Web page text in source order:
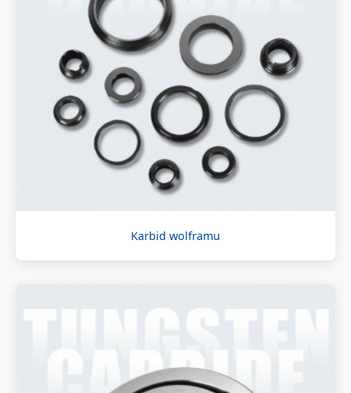
Karbid wolframu